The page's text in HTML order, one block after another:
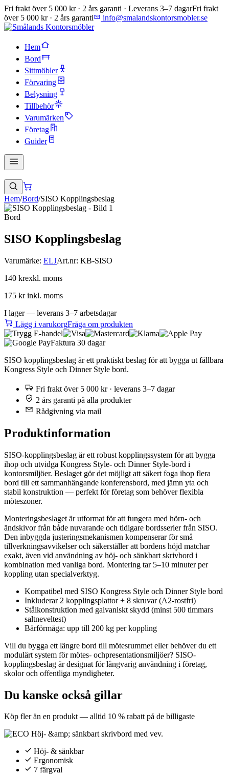
Fri frakt över 5 000 kr · 2 års garanti · Leverans 3–7 dagarFri frakt
över 5 000 kr · 2 års garanti
info@smalandskontorsmobler.se
Hem
Bord
Sittmöbler
Förvaring
Belysning
Tillbehör
Varumärken
Företag
Guider
Hem/Bord/SISO Kopplingsbeslag
Bord
SISO Kopplingsbeslag
Varumärke: ELJArt.nr: KB-SISO
140 krexkl. moms
175 krinkl. moms
I lager — leverans 3–7 arbetsdagar
Lägg i varukorgFråga om produkten
Faktura 30 dagar
SISO kopplingsbeslag är ett praktiskt beslag för att bygga ut fällbara
Kongress Style och Dinner Style bord.
Fri frakt över 5 000 kr · leverans 3–7 dagar
2 års garanti på alla produkter
Rådgivning via mail
Produktinformation
SISO-kopplingsbeslag är ett robust kopplingssystem för att bygga
ihop och utvidga Kongress Style- och Dinner Style-bord i
kontorsmiljöer. Beslaget gör det möjligt att säkert foga ihop flera
bord till ett sammanhängande konferensbord, med jämn yta och
stabil konstruktion — perfekt för företag som behöver flexibla
möteszoner.
Monteringsbeslaget är utformat för att fungera med hörn- och
ändskivor från både nuvarande och tidigare bordsserier från SISO.
Den inbyggda justeringsmekanismen kompenserar för små
tillverkningsavvikelser och säkerställer att bordens höjd matchar
exakt, även vid användning av höj- och sänkbart skrivbord i
kombination med vanliga bord. Montering tar 5–10 minuter per
koppling utan specialverktyg.
Kompatibel med SISO Kongress Style och Dinner Style bord
Inkluderar 2 kopplingsplattor + 8 skruvar (A2-rostfri)
Stålkonstruktion med galvaniskt skydd (minst 500 timmars
saltneveltest)
Bärförmåga: upp till 200 kg per koppling
Vill du bygga ett längre bord till mötesrummet eller behöver du ett
modulärt system för mötes- ochpresentationsmiljöer? SISO-
kopplingsbeslag är designat för långvarig användning i företag,
skolor och offentliga myndigheter.
Du kanske också gillar
Köp fler än en produkt — alltid 10 % rabatt på de billigaste
Höj- & sänkbar
Ergonomisk
7 färgval